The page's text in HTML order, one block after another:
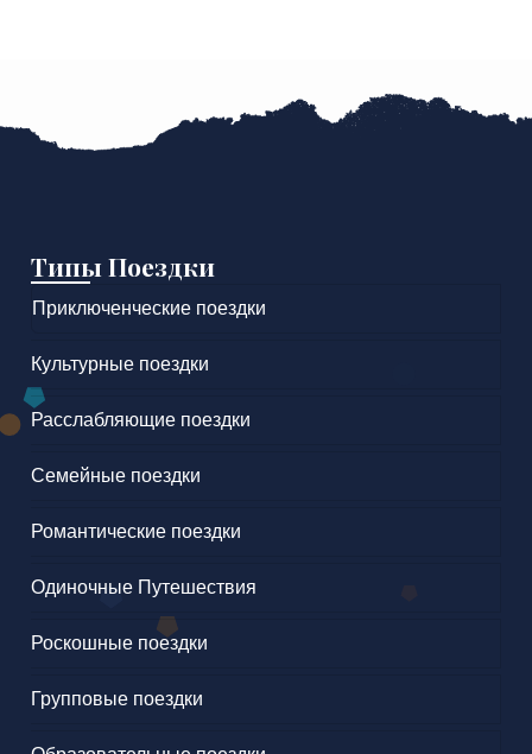
Типы Поездки
Приключенческие поездки
Культурные поездки
Расслабляющие поездки
Семейные поездки
Романтические поездки
Одиночные Путешествия
Роскошные поездки
Групповые поездки